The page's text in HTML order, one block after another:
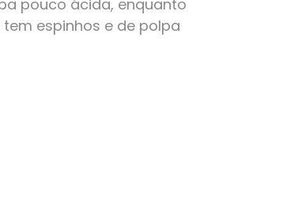
pouco ácida, enquanto
espinhos e de polpa